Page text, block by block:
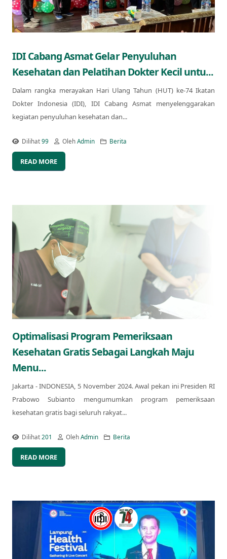
IDI Cabang Asmat Gelar Penyuluhan
Kesehatan dan Pelatihan Dokter Kecil untu...
Dalam rangka merayakan Hari Ulang Tahun (HUT) ke-74 Ikatan
Dokter Indonesia (IDI), IDI Cabang Asmat menyelenggarakan
kegiatan penyuluhan kesehatan dan...
Dilihat99 OlehAdmin Berita
READ MORE
Optimalisasi Program Pemeriksaan
Kesehatan Gratis Sebagai Langkah Maju
Menu...
Jakarta - INDONESIA, 5 November 2024. Awal pekan ini Presiden RI
Prabowo Subianto mengumumkan program pemeriksaan
kesehatan gratis bagi seluruh rakyat...
Dilihat201 OlehAdmin Berita
READ MORE